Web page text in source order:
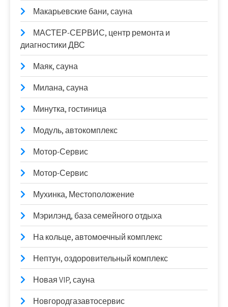
Макарьевские бани, сауна
МАСТЕР-СЕРВИС, центр ремонта и
диагностики ДВС
Маяк, сауна
Милана, сауна
Минутка, гостиница
Модуль, автокомплекс
Мотор-Сервис
Мотор-Сервис
Мухинка, Местоположение
Мэрилэнд, база семейного отдыха
На кольце, автомоечный комплекс
Нептун, оздоровительный комплекс
Новая VIP, сауна
Новгородгазавтосервис